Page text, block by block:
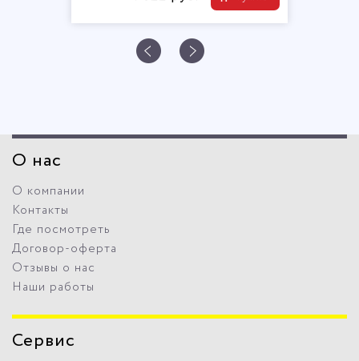
О нас
О компании
Контакты
Где посмотреть
Договор-оферта
Отзывы о нас
Наши работы
Сервис